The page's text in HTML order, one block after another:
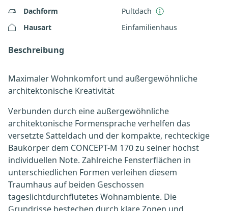
Dachform
Pultdach
Hausart
Einfamilienhaus
Beschreibung
Maximaler Wohnkomfort und außergewöhnliche
architektonische Kreativität
Verbunden durch eine außergewöhnliche
architektonische Formensprache verhelfen das
versetzte Satteldach und der kompakte, rechteckige
Baukörper dem CONCEPT-M 170 zu seiner höchst
individuellen Note. Zahlreiche Fensterflächen in
unterschiedlichen Formen verleihen diesem
Traumhaus auf beiden Geschossen
tageslichtdurchflutetes Wohnambiente. Die